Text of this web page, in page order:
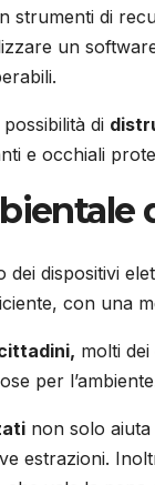
di
un
di
e occhiali
dispositivi
con una
molti
per
non solo
estrazioni.